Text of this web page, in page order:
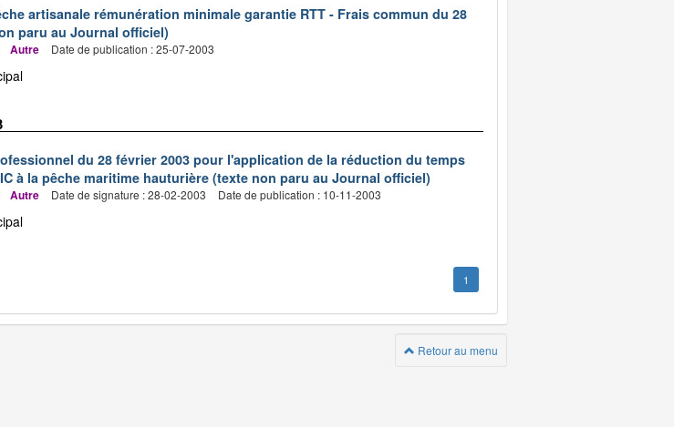
artisanale rémunération minimale garantie RTT - Frais commun du 28
paru au Journal officiel)
Autre Date de publication : 25-07-2003
du 28 février 2003 pour l'application de la réduction du temps
à la pêche maritime hauturière (texte non paru au Journal officiel)
Autre Date de signature : 28-02-2003 Date de publication : 10-11-2003
1
Retour au menu